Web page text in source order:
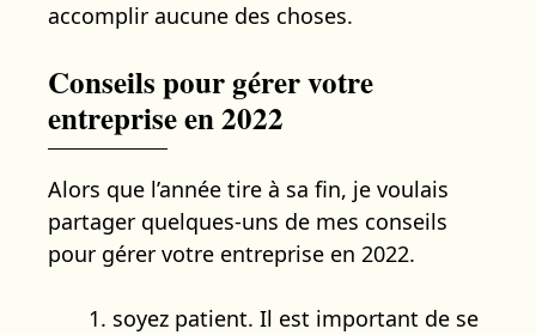
accomplir aucune des choses.
Conseils pour gérer votre
entreprise en 2022
Alors que l’année tire à sa fin, je voulais
partager quelques-uns de mes conseils
pour gérer votre entreprise en 2022.
soyez patient. Il est important de se